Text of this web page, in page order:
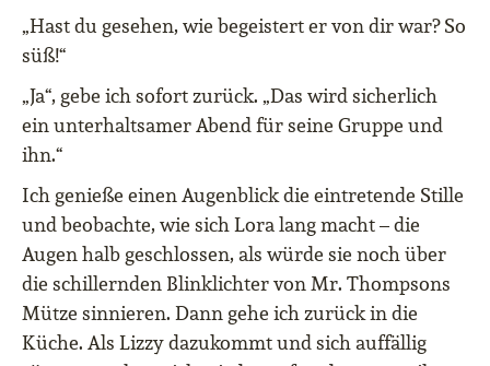
„Hast du gesehen, wie begeistert er von dir war? So
süß!“
„Ja“, gebe ich sofort zurück. „Das wird sicherlich
ein unterhaltsamer Abend für seine Gruppe und
ihn.“
Ich genieße einen Augenblick die eintretende Stille
und beobachte, wie sich Lora lang macht – die
Augen halb geschlossen, als würde sie noch über
die schillernden Blinklichter von Mr. Thompsons
Mütze sinnieren. Dann gehe ich zurück in die
Küche. Als Lizzy dazukommt und sich auffällig